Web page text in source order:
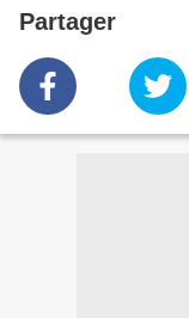
Partager